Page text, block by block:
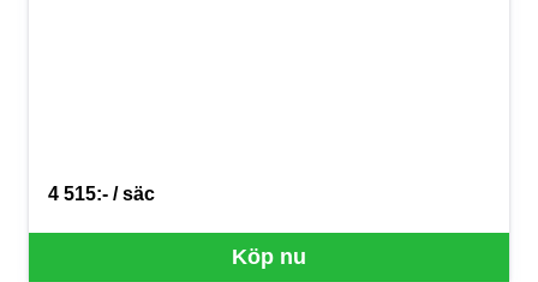
Köp nu
4 515:- / säc
SEK per SÄC